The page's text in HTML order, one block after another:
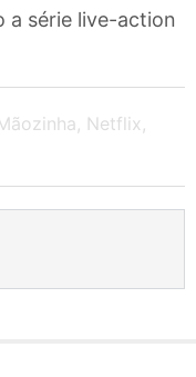
a série live-action
Netflix